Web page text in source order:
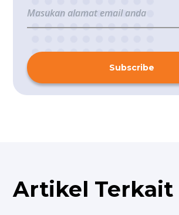
Subscribe
Artikel Terkait